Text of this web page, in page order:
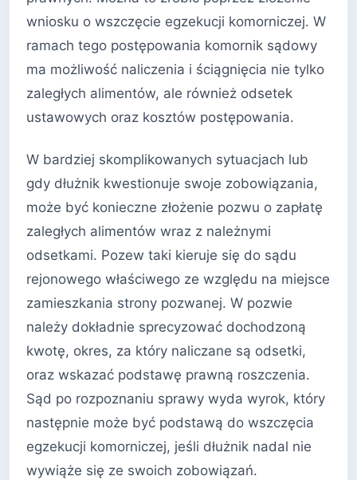
wniosku o wszczęcie egzekucji komorniczej. W
ramach tego postępowania komornik sądowy
ma możliwość naliczenia i ściągnięcia nie tylko
zaległych alimentów, ale również odsetek
ustawowych oraz kosztów postępowania.
W bardziej skomplikowanych sytuacjach lub
gdy dłużnik kwestionuje swoje zobowiązania,
może być konieczne złożenie pozwu o zapłatę
zaległych alimentów wraz z należnymi
odsetkami. Pozew taki kieruje się do sądu
rejonowego właściwego ze względu na miejsce
zamieszkania strony pozwanej. W pozwie
należy dokładnie sprecyzować dochodzoną
kwotę, okres, za który naliczane są odsetki,
oraz wskazać podstawę prawną roszczenia.
Sąd po rozpoznaniu sprawy wyda wyrok, który
następnie może być podstawą do wszczęcia
egzekucji komorniczej, jeśli dłużnik nadal nie
wywiąże się ze swoich zobowiązań.